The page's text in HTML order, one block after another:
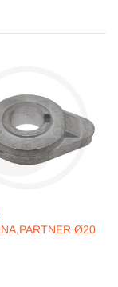
Ø20